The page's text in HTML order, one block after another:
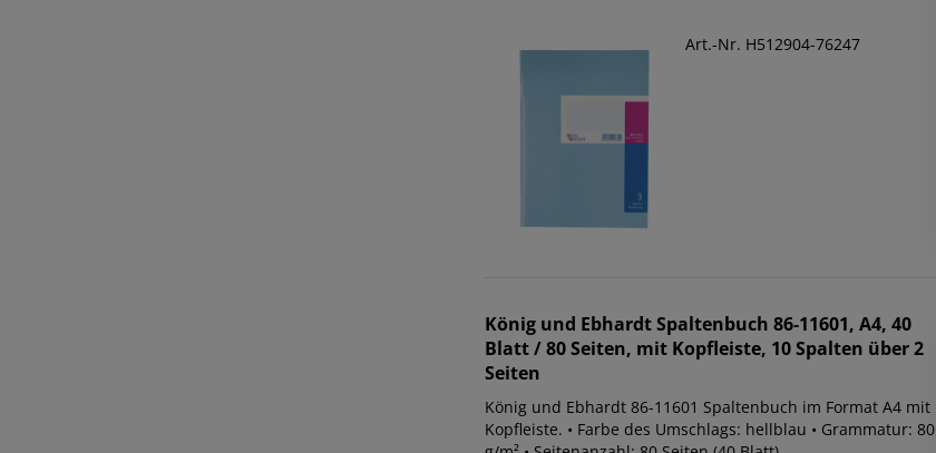
Art.-Nr. H512904-76247
König und Ebhardt Spaltenbuch 86-11601, A4, 40
Blatt / 80 Seiten, mit Kopfleiste, 10 Spalten über 2
Seiten
König und Ebhardt 86-11601 Spaltenbuch im Format A4 mit
Kopfleiste. • Farbe des Umschlags: hellblau • Grammatur: 80